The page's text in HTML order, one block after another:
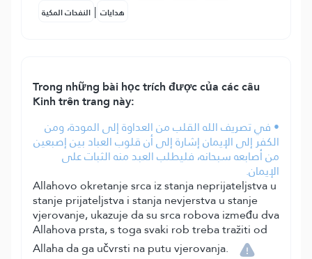
النفحات المكية | هدايات
Trong những bài học trích được của các câu
Kinh trên trang này:
• في تصريف الله القلب من العداوة إلى المودة، ومن
الكفر إلى الإيمان إشارة إلى أن قلوب العباد بين إصبعين
من أصابعه سبحانه، فليطلب العبد منه الثبات على
الإيمان.
Allahovo okretanje srca iz stanja neprijateljstva u
stanje prijateljstva i stanja nevjerstva u stanje
vjerovanje, ukazuje da su srca robova između dva
Allahova prsta, s toga svaki rob treba tražiti od
Allaha da ga učvrsti na putu vjerovanja.